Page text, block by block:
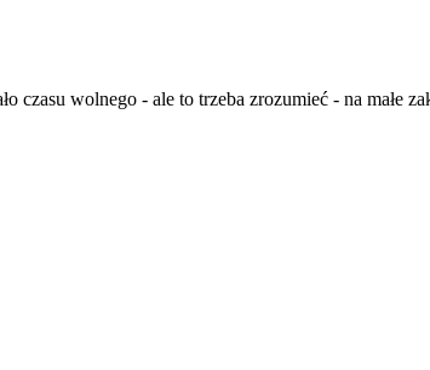
wolnego - ale to trzeba zrozumieć - na małe